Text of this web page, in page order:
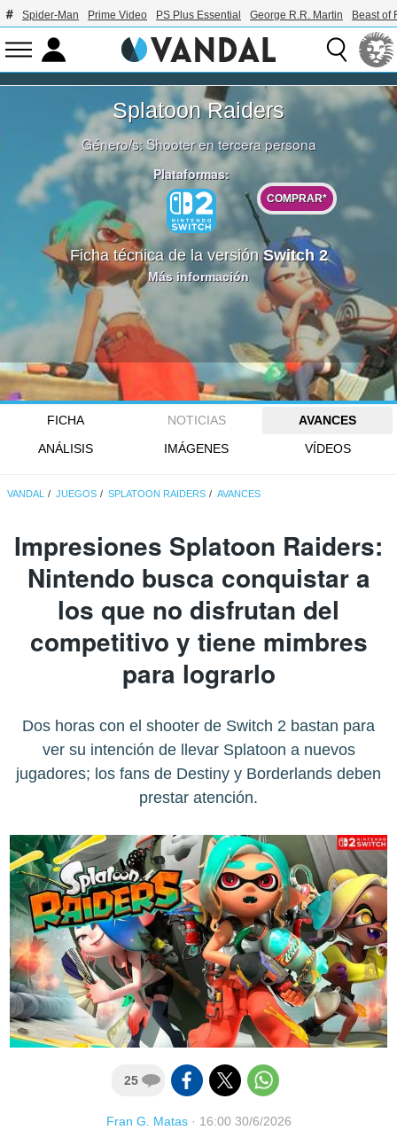
Spider-Man Prime Video PS Plus Essential George R.R. Martin Beast of
Splatoon Raiders
Género/s:Shooter en tercera persona
Plataformas:
COMPRAR*
Ficha técnica de la versiónSwitch 2
Más información
FICHA NOTICIAS
AVANCES
ANÁLISIS
IMÁGENES VÍDEOS
VANDAL JUEGOS SPLATOON RAIDERS AVANCES
Impresiones Splatoon Raiders:
Nintendo busca conquistar a
los que no disfrutan del
competitivo y tiene mimbres
para lograrlo
Dos horas con el shooter de Switch 2 bastan para
ver su intención de llevar Splatoon a nuevos
jugadores; los fans de Destiny y Borderlands deben
prestar atención.
25
Fran G. Matas· 16:00 30/6/2026